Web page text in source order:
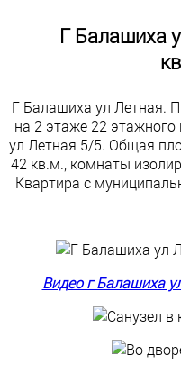
Г Балашиха
Г Балашиха ул Летная.
на 2 этаже 22
ул Летная 5/5. Общая
42 кв.м., комнаты
Квартира с
Видео г Балашиха